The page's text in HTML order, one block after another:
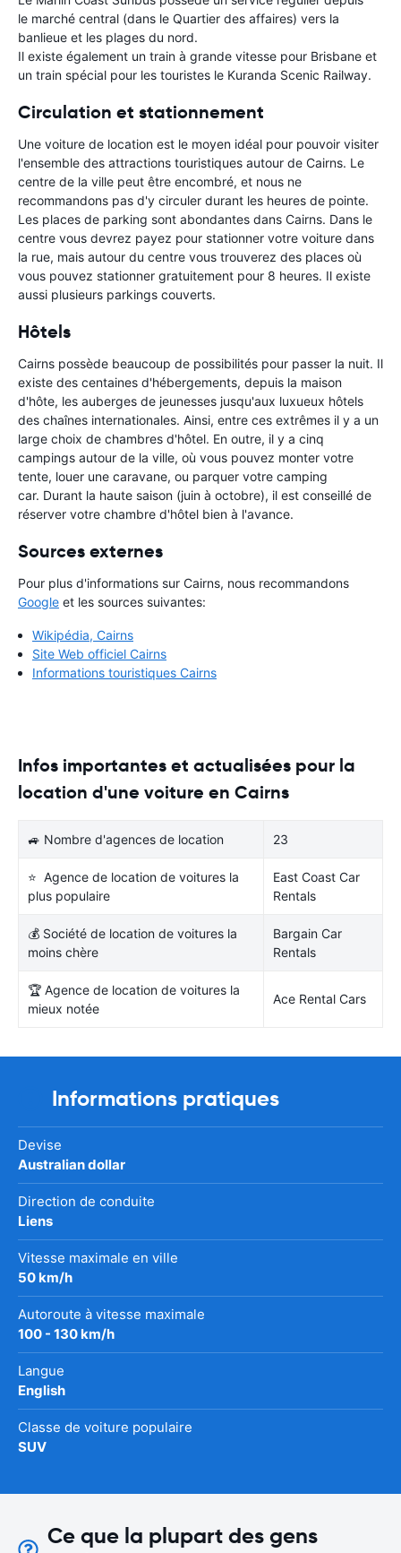
le marché central (dans le Quartier des affaires) vers la
banlieue et les plages du nord.
Il existe également un train à grande vitesse pour Brisbane et
un train spécial pour les touristes le Kuranda Scenic Railway.
Circulation et stationnement
Une voiture de location est le moyen idéal pour pouvoir visiter
l'ensemble des attractions touristiques autour de Cairns. Le
centre de la ville peut être encombré, et nous ne
recommandons pas d'y circuler durant les heures de pointe.
Les places de parking sont abondantes dans Cairns. Dans le
centre vous devrez payez pour stationner votre voiture dans
la rue, mais autour du centre vous trouverez des places où
vous pouvez stationner gratuitement pour 8 heures. Il existe
aussi plusieurs parkings couverts.
Hôtels
Cairns possède beaucoup de possibilités pour passer la nuit. Il
existe des centaines d'hébergements, depuis la maison
d'hôte, les auberges de jeunesses jusqu'aux luxueux hôtels
des chaînes internationales. Ainsi, entre ces extrêmes il y a un
large choix de chambres d'hôtel. En outre, il y a cinq
campings autour de la ville, où vous pouvez monter votre
tente, louer une caravane, ou parquer votre camping
car. Durant la haute saison (juin à octobre), il est conseillé de
réserver votre chambre d'hôtel bien à l'avance.
Sources externes
Pour plus d'informations sur Cairns, nous recommandons
Google et les sources suivantes:
Wikipédia, Cairns
Site Web officiel Cairns
Informations touristiques Cairns
Infos importantes et actualisées pour la
location d'une voiture en Cairns
🚙 Nombre d'agences de location 23
⭐ Agence de location de voitures la
plus populaire
East Coast Car
Rentals
💰 Société de location de voitures la
moins chère
Bargain Car
Rentals
🏆 Agence de location de voitures la
mieux notée
Ace Rental Cars
Informations pratiques
Devise
Australian dollar
Direction de conduite
Liens
Vitesse maximale en ville
50 km/h
Autoroute à vitesse maximale
100 - 130 km/h
Langue
English
Classe de voiture populaire
SUV
Ce que la plupart des gens